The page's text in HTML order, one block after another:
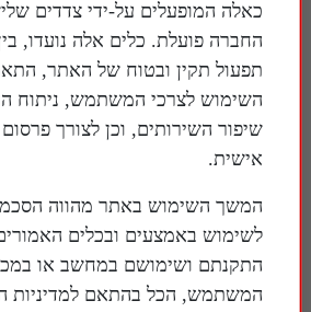
מומחה אמריקני לאסטרטגיה:
שנבזבז את התחמושת שלנו"
כאלה המופעלים על-ידי צדדים
החברה פועלת. כלים אלה נועדו,
תפעול תקין ובטוח של האתר,
השימוש לצרכי המשתמש, ניתוח
שיפור השירותים, וכן לצורך
אישית.
המשך השימוש באתר מהווה
לשימוש באמצעים ובכלים
התקנתם ושימושם במחשב או
המשתמש, הכל בהתאם למדיניות